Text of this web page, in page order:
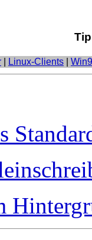
Linux-Clients